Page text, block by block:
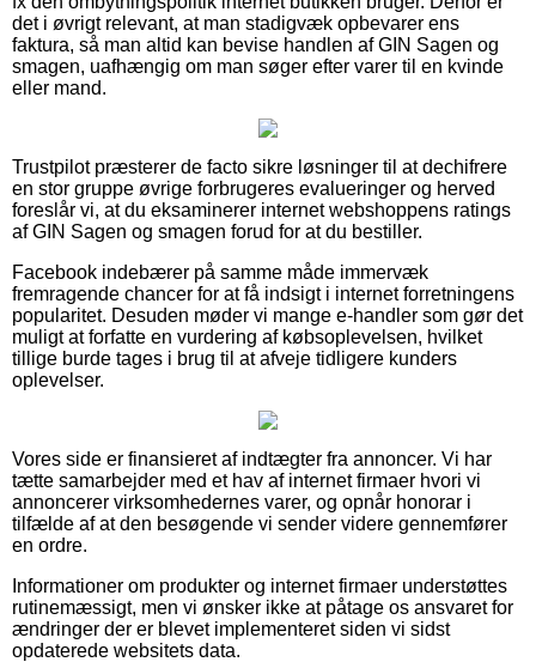
det i øvrigt relevant, at man stadigvæk opbevarer ens
faktura, så man altid kan bevise handlen af GIN Sagen og
smagen, uafhængig om man søger efter varer til en kvinde
eller mand.
Trustpilot præsterer de facto sikre løsninger til at dechifrere
en stor gruppe øvrige forbrugeres evalueringer og herved
foreslår vi, at du eksaminerer internet webshoppens ratings
af GIN Sagen og smagen forud for at du bestiller.
Facebook indebærer på samme måde immervæk
fremragende chancer for at få indsigt i internet forretningens
popularitet. Desuden møder vi mange e-handler som gør det
muligt at forfatte en vurdering af købsoplevelsen, hvilket
tillige burde tages i brug til at afveje tidligere kunders
oplevelser.
Vores side er finansieret af indtægter fra annoncer. Vi har
tætte samarbejder med et hav af internet firmaer hvori vi
annoncerer virksomhedernes varer, og opnår honorar i
tilfælde af at den besøgende vi sender videre gennemfører
en ordre.
Informationer om produkter og internet firmaer understøttes
rutinemæssigt, men vi ønsker ikke at påtage os ansvaret for
ændringer der er blevet implementeret siden vi sidst
opdaterede websitets data.